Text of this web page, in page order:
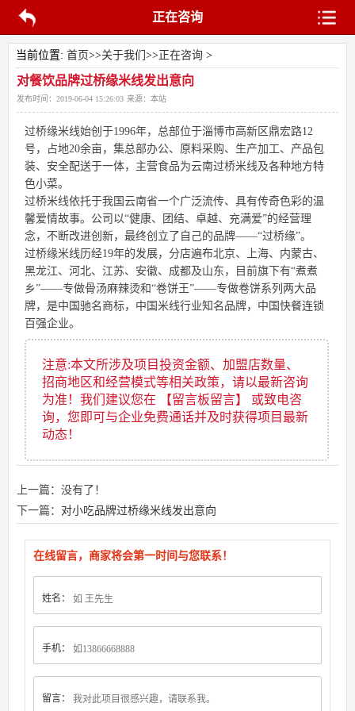
正在咨询
当前位置: 首页>>关于我们 >>正在咨询>
对餐饮品牌过桥缘米线发出意向
发布时间： 2019-06-04 15:26:03 来源： 本站
过桥缘米线始创于1996年，总部位于淄博市高新区鼎宏路12
号，占地20余亩，集总部办公、原料采购、生产加工、产品包
装、安全配送于一体，主营食品为云南过桥米线及各种地方特
色小菜。
过桥米线依托于我国云南省一个广泛流传、具有传奇色彩的温
馨爱情故事。公司以“健康、团结、卓越、充满爱”的经营理
念，不断改进创新，最终创立了自己的品牌——“过桥缘”。
过桥缘米线历经19年的发展，分店遍布北京、上海、内蒙古、
黑龙江、河北、江苏、安徽、成都及山东，目前旗下有“煮煮
乡”——专做骨汤麻辣烫和“卷饼王”——专做卷饼系列两大品
牌，是中国驰名商标，中国米线行业知名品牌，中国快餐连锁
百强企业。
注意:本文所涉及项目投资金额、加盟店数量、
招商地区和经营模式等相关政策，请以最新咨询
为准！我们建议您在 【留言板留言】 或致电咨
询，您即可与企业免费通话并及时获得项目最新
动态！
上一篇：没有了！
下一篇： 对小吃品牌过桥缘米线发出意向
在线留言，商家将会第一时间与您联系！
姓名：
手机：
留言：